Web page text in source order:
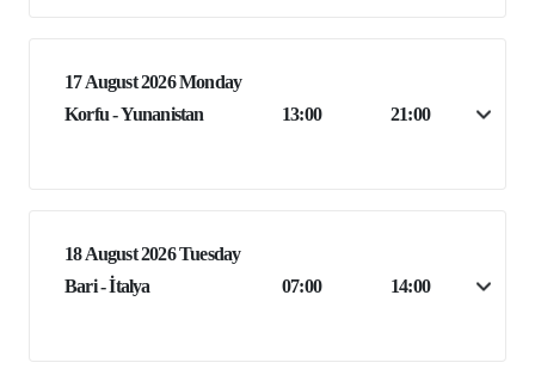
17 August 2026 Monday
Korfu - Yunanistan
13:00 21:00
18 August 2026 Tuesday
Bari - İtalya
07:00 14:00